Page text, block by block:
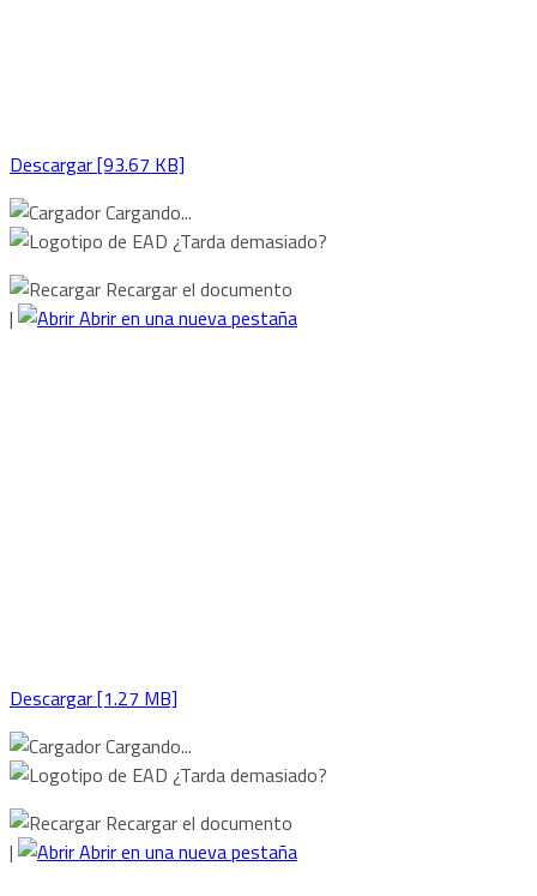
Descargar [93.67 KB]
Cargando...
¿Tarda demasiado?
Recargar el documento
|
Abrir en una nueva pestaña
Descargar [1.27 MB]
Cargando...
¿Tarda demasiado?
Recargar el documento
|
Abrir en una nueva pestaña